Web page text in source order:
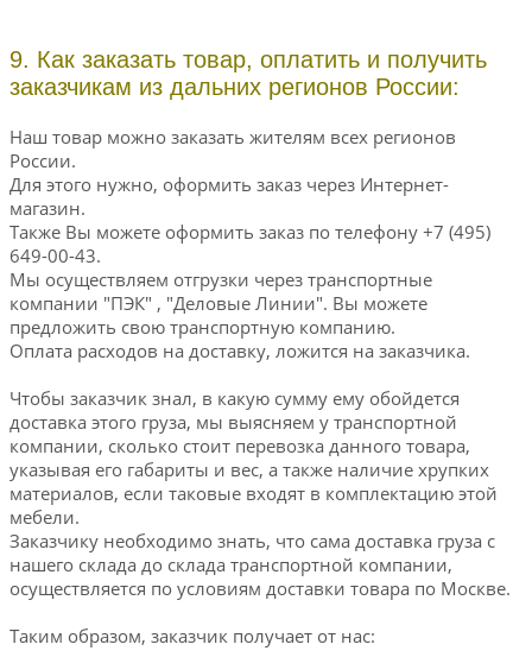
9. Как заказать товар, оплатить и получить
заказчикам из дальних регионов России:
Наш товар можно заказать жителям всех регионов
России.
Для этого нужно, оформить заказ через Интернет-
магазин.
Также Вы можете оформить заказ по телефону +7 (495)
649-00-43.
Мы осуществляем отгрузки через транспортные
компании "ПЭК" , "Деловые Линии". Вы можете
предложить свою транспортную компанию.
Оплата расходов на доставку, ложится на заказчика.
Чтобы заказчик знал, в какую сумму ему обойдется
доставка этого груза, мы выясняем у транспортной
компании, сколько стоит перевозка данного товара,
указывая его габариты и вес, а также наличие хрупких
материалов, если таковые входят в комплектацию этой
мебели.
Заказчику необходимо знать, что сама доставка груза с
нашего склада до склада транспортной компании,
осуществляется по условиям доставки товара по Москве.
Таким образом, заказчик получает от нас: